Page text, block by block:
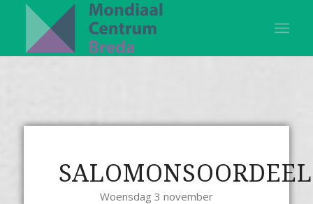
SALOMONSOORDEEL
Woensdag 3 november